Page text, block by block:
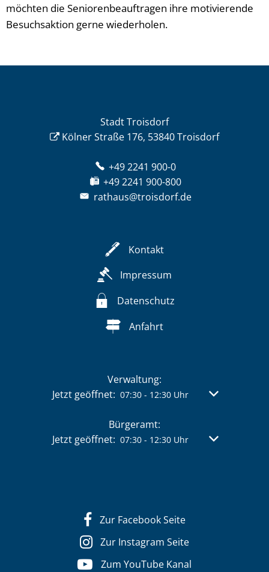
möchten die Seniorenbeauftragen ihre motivierende
Besuchsaktion gerne wiederholen.
Stadt Troisdorf
Kölner Straße 176, 53840 Troisdorf
+49 2241 900-0
+49 2241 900-800
rathaus@troisdorf.de
Kontakt
Impressum
Datenschutz
Anfahrt
Verwaltung:
Klicken, um weitere Öffnungs- oder
Jetzt geöffnet: 07:30- 12:30Uhr Von 07:30
Bürgeramt:
Klicken, um weitere Öffnungs- oder
Jetzt geöffnet: 07:30- 12:30Uhr Von 07:30
Zur Facebook Seite
Zur Instagram Seite
Zum YouTube Kanal